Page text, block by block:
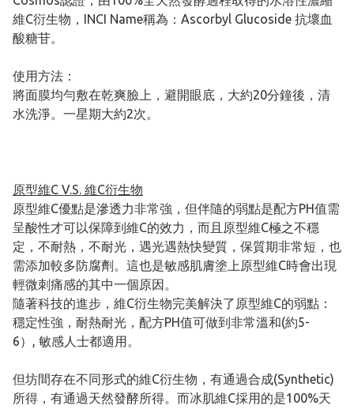
維C衍生物，INCI Name稱為：Ascorbyl Glucoside 抗壞血
酸糖苷。
使用方法：
將面膜均勻敷在乾爽臉上，避開眼底，大約20分鐘後，清
水洗淨。一星期大約2次。
原型維C V.S. 維C衍生物
原型維C優點是滲透力非常強，但伴隨的弱點是配方PH值需
呈酸性才可以保障到維C的效力，而且原型維C極之不穩
定，不耐熱，不耐光，遇光遇熱快變質，保質期非常短，也
需添加較多防腐劑。這也是敏感肌膚塗上原型維C時會出現
輕微刺痛感的其中一個原因。
隨著科技的進步，維C衍生物完美解決了原型維C的弱點：
穩定性強，耐熱耐光，配方PH值可做到非常溫和(約5-
6）, 敏感人士都適用。
但坊間存在不同形式的維C衍生物，有通過合成(Synthetic)
所得，有通過天然發酵所得。而冰肌維C採用的是100%天